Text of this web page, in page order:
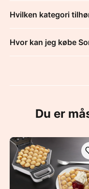
Hvilken kategori
Hvor kan jeg købe
Du er